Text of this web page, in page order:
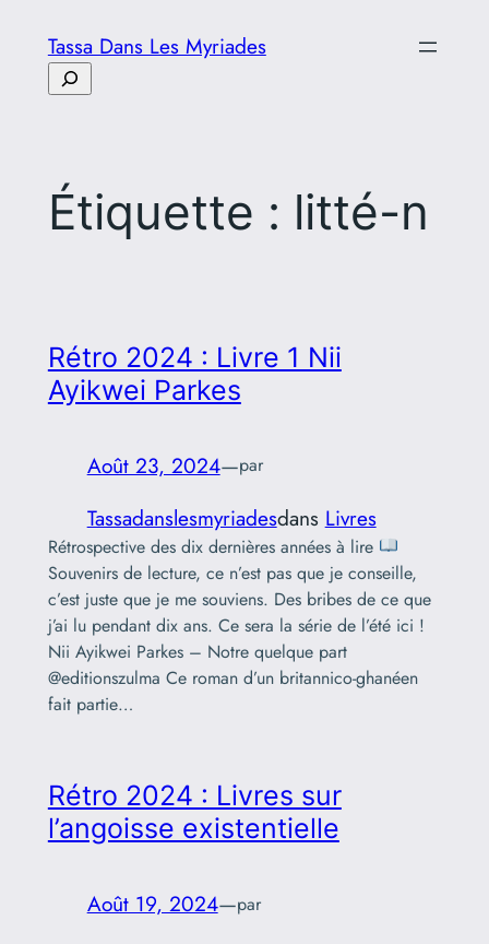
contenu
Tassa Dans Les Myriades
Rechercher
Étiquette : litté-n
Rétro 2024 : Livre 1 Nii
Ayikwei Parkes
Août 23, 2024—par
Tassadanslesmyriadesdans Livres
Rétrospective des dix dernières années à lire
Souvenirs de lecture, ce n’est pas que je conseille,
c’est juste que je me souviens. Des bribes de ce que
j’ai lu pendant dix ans. Ce sera la série de l’été ici !
Nii Ayikwei Parkes – Notre quelque part
@editionszulma Ce roman d’un britannico-ghanéen
fait partie…
Rétro 2024 : Livres sur
l’angoisse existentielle
Août 19, 2024—par